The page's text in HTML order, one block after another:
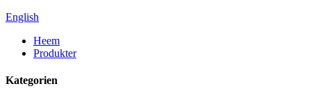
English
Heem
Produkter
Kategorien